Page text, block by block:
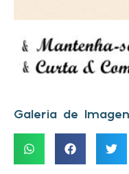
Galeria de